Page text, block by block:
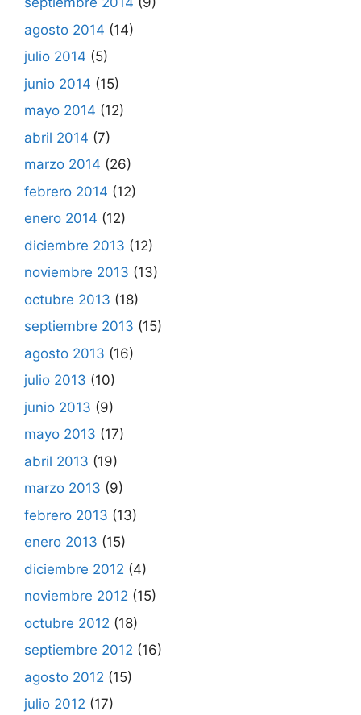
agosto 2014 (14)
julio 2014 (5)
junio 2014 (15)
mayo 2014 (12)
abril 2014 (7)
marzo 2014 (26)
febrero 2014 (12)
enero 2014 (12)
diciembre 2013 (12)
noviembre 2013 (13)
octubre 2013 (18)
septiembre 2013 (15)
agosto 2013 (16)
julio 2013 (10)
junio 2013 (9)
mayo 2013 (17)
abril 2013 (19)
marzo 2013 (9)
febrero 2013 (13)
enero 2013 (15)
diciembre 2012 (4)
noviembre 2012 (15)
octubre 2012 (18)
septiembre 2012 (16)
agosto 2012 (15)
julio 2012 (17)